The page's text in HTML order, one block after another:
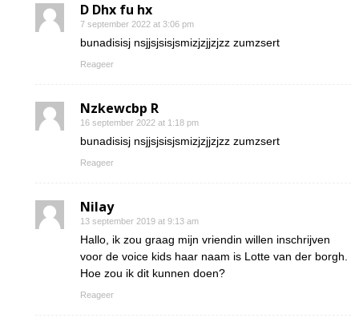
D Dhx fu hx
7 september 2022 at 3:06 pm
bunadisisj nsjjsjsisjsmizjzjjzjzz zumzsert
Reageer
Nzkewcbp R
16 september 2022 at 1:18 pm
bunadisisj nsjjsjsisjsmizjzjjzjzz zumzsert
Reageer
Nilay
13 september 2019 at 9:13 am
Hallo, ik zou graag mijn vriendin willen inschrijven
voor de voice kids haar naam is Lotte van der borgh.
Hoe zou ik dit kunnen doen?
Reageer